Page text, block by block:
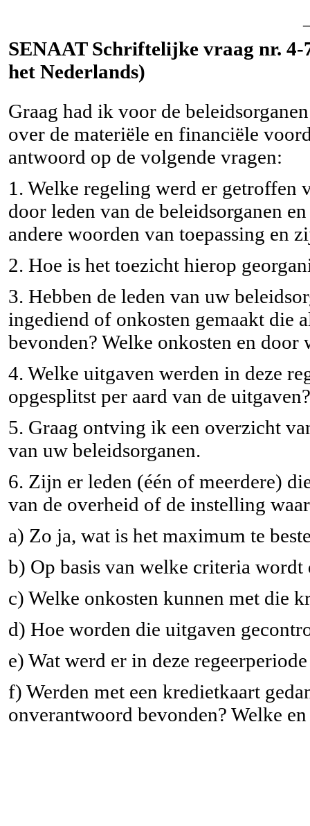
SENAAT Schriftelijke vraag nr. 4-
het Nederlands)
Graag had ik voor de
over de materiële en financiële
antwoord op de volgende vragen:
1. Welke regeling werd er getroffen
door leden van de beleidsorganen
andere woorden van toepassing en
2. Hoe is het toezicht hierop
3. Hebben de leden van uw
ingediend of onkosten gemaakt die
bevonden? Welke onkosten en door
4. Welke uitgaven werden in deze
opgesplitst per aard van de uitgaven?
5. Graag ontving ik een overzicht
van uw beleidsorganen.
6. Zijn er leden (één of meerdere)
van de overheid of de instelling
a) Zo ja, wat is het maximum te
b) Op basis van welke criteria wordt
c) Welke onkosten kunnen met die
d) Hoe worden die uitgaven
e) Wat werd er in deze
f) Werden met een kredietkaart
onverantwoord bevonden? Welke